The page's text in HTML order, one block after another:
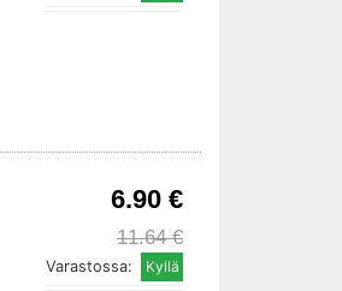
6.90 €
11.64 €
Varastossa: